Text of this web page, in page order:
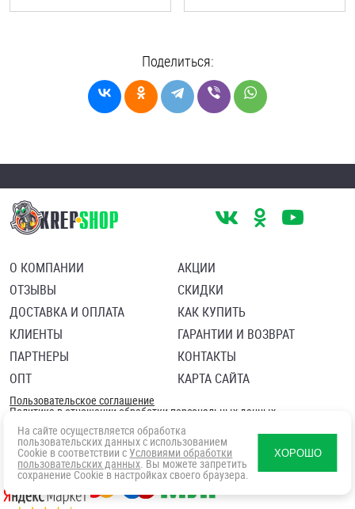
Поделиться:
О КОМПАНИИ
ОТЗЫВЫ
ДОСТАВКА И ОПЛАТА
КЛИЕНТЫ
ПАРТНЕРЫ
ОПТ
АКЦИИ
СКИДКИ
КАК КУПИТЬ
ГАРАНТИИ И ВОЗВРАТ
КОНТАКТЫ
КАРТА САЙТА
Пользовательское соглашение
Политика в отношении обработки персональных данных
Согласие посетителя сайта на обработку персональных данны
На сайте осуществляется обработка
пользовательских данных с использованием
Cookie в соответствии с Условиями обработки
пользовательских данных. Вы можете запретить
сохранение Cookie в настройках своего браузера.
ХОРОШО